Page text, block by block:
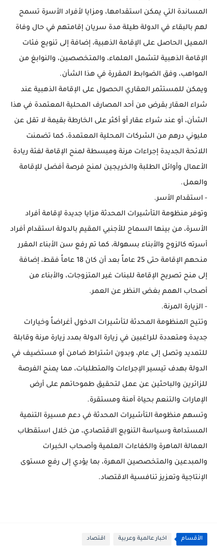
المساندة التي يمكن استقدامها، ومزايا لأفراد الأسرة تسمح
لهم بالبقاء في الدولة طيلة مدة سريان إقامتهم في حال وفاة
المعيل الحاصل على الإقامة الذهبية، إضافة إلى تنويع فئات
الإقامة الذهبية لتشمل العلماء، والمتخصصين، والنوابغ من
المواهب، وفق الضوابط المقررة في هذا الشأن.
ويمكن للمستثمر العقاري الحصول على الإقامة الذهبية عند
شراء العقار بقرض من أحد المصارف المحلية المعتمدة في هذا
الشأن، أو عند شراء عقار أو أكثر على الخارطة بقيمة لا تقل عن
مليوني درهم من الشركات المحلية المعتمدة، كما تضمنت
اللائحة الجديدة إجراءات مرنة ومبسطة لمنح الإقامة لفئة ريادة
الأعمال وأوائل الطلبة والخريجين لمنح فرصة أفضل للإقامة
والعمل.
- استقدام الأسر.
وتوفر منظومة التأشيرات المحدثة مزايا جديدة لإقامة أفراد
الأسرة، من بينها السماح للأجنبي المقيم بالدولة استقدام أفراد
أسرته كالزوج والأبناء بسهولة، كما تم رفع سن الأبناء المقرر
منحهم الإقامة حتى 25 عاماً بعد أن كان 18 عاماً فقط، إضافة
إلى منح تصريح الإقامة للبنات غير المتزوجات، والأبناء من
أصحاب الهمم بغض النظر عن العمر.
- الزيارة المرنة.
وتتيح المنظومة المحدثة لتأشيرات الدخول أغراضاً وخيارات
جديدة ومتعددة للراغبين في زيارة الدولة بمدد زيارة مرنة وقابلة
للتمديد وتصل إلى عام، وبدون اشتراط ضامن أو مستضيف في
الدولة بهدف تيسير الإجراءات والمتطلبات، مما يمنح الفرصة
للزائرين والباحثين عن عمل لتحقيق طموحاتهم على أرض
الإمارات والتنعم بحياة آمنة ومستقرة.
وتسهم منظومة التأشيرات المحدثة في دعم مسيرة التنمية
المستدامة وسياسة التنويع الاقتصادي، من خلال استقطاب
العمالة الماهرة والكفاءات العلمية وأصحاب الخبرات
والمبدعين والمتخصصين المهرة، بما يؤدي إلى رفع مستوى
الإنتاجية وتعزيز تنافسية الاقتصاد.
الأقسام اخبار عالمية وعربية اقتصاد